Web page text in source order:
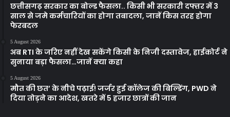
छत्तीसगढ़ सरकार का बोल्ड फैसला.. किसी भी सरकारी दफ्तर में 3
साल से जमे कर्मचारियों का होगा तबादला, जानें किस तरह होगा
फेरबदल
5 August 2026
अब RTI के जरिए नहीं देख सकेंगे किसी के निजी दस्तावेज, हाईकोर्ट ने
सुनाया बड़ा फैसला…जानें क्या कहा
5 August 2026
मौत की छत’ के नीचे पढ़ाई! जर्जर हुई कॉलेज की बिल्डिंग, PWD ने
दिया तोड़ने का आदेश, खतरे में 5 हजार छात्रों की जान